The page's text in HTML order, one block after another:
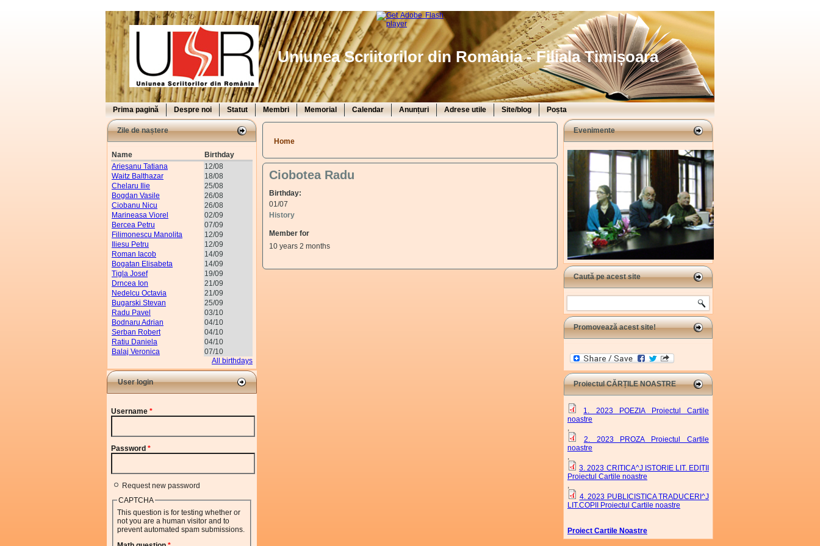
Uniunea Scriitorilor din România - Filiala Timișoara
Prima pagină Despre noi Statut Membri Memorial Calendar Anunțuri Adrese utile Site/blog Poșta
Zile de naștere
Name
Birthday
Arieşanu Tatiana
12/08
Waitz Balthazar
18/08
Chelaru Ilie
25/08
Bogdan Vasile
26/08
Ciobanu Nicu
26/08
Marineasa Viorel
02/09
Bercea Petru
07/09
Filimonescu Manolita
12/09
Iliesu Petru
12/09
Roman Iacob
14/09
Bogatan Elisabeta
14/09
Tigla Josef
19/09
Drncea Ion
21/09
Nedelcu Octavia
21/09
Bugarski Stevan
25/09
Radu Pavel
03/10
Bodnaru Adrian
04/10
Serban Robert
04/10
Ratiu Daniela
04/10
Balaj Veronica
07/10
All birthdays
User login
Username *
Password *
Request new password
CAPTCHA
This question is for testing whether or
not you are a human visitor and to
prevent automated spam submissions.
You are here
Home
Ciobotea Radu
Birthday:
01/07
History
Member for
10 years 2 months
Evenimente
Caută pe acest site
Search
Promovează acest site!
Proiectul CĂRȚILE NOASTRE
1. 2023 POEZIA Proiectul Cartile
noastre
,
2. 2023 PROZA Proiectul Cartile
noastre
,
3. 2023 CRITICA^J ISTORIE LIT. EDIȚII
Proiectul Cartile noastre
,
4. 2023 PUBLICISTICA TRADUCERI^J
LIT.COPII Proiectul Cartile noastre
Proiect Cartile Noastre